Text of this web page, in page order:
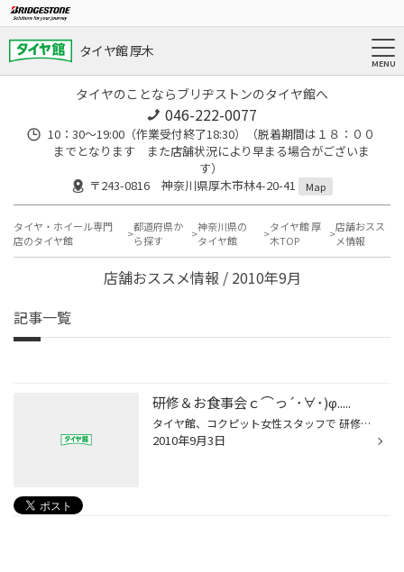
タイヤ館 厚木
タイヤのことならブリヂストンのタイヤ館へ
046-222-0077
10：30～19:00（作業受付終了18:30）（脱着期間は１８：００
までとなります また店舗状況により早まる場合がございま
す）
〒243-0816 神奈川県厚木市林4-20-41
Map
タイヤ・ホイール専門
店のタイヤ館
都道府県か
ら探す
神奈川県の
タイヤ館
タイヤ館 厚
木TOP
店舗おスス
メ情報
店舗おススメ情報 / 2010年9月
記事一覧
研修＆お食事会ｃ⌒っ´･∀･)φ.....
タイヤ館、コクピット女性スタッフで 研修＆お食事にいってきました！ お勉強はキライなので研修が終わるまで 少しやさぐれ気味でしたがw ￣Д￣ 美味しいご飯を食べたらもう‥♪ 他の店舗スタッフさん達と 集まるのは緊張しましたが それ以上に皆のハイテンションぶりに ただただア然‥ﾋｲｨｨｨ!!!!(ﾟﾛﾟﾉ...
2010年9月3日